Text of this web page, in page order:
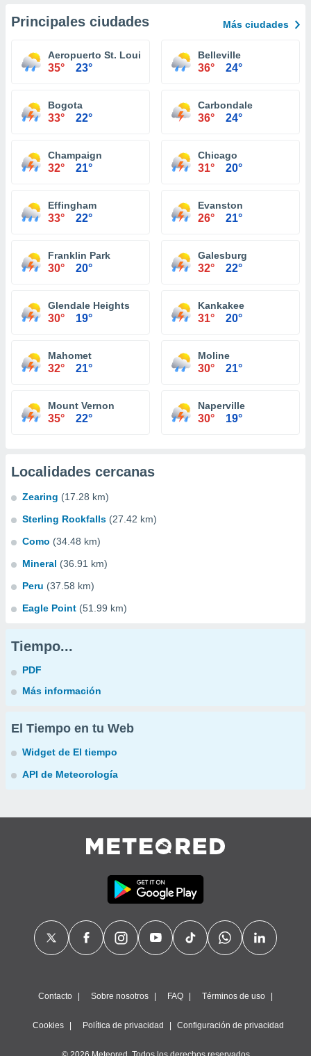
Principales ciudades Más ciudades
Aeropuerto St. Louis Regional Alton
35° 23°
Belleville
36° 24°
Bogota
33° 22°
Carbondale
36° 24°
Champaign
32° 21°
Chicago
31° 20°
Effingham
33° 22°
Evanston
26° 21°
Franklin Park
30° 20°
Galesburg
32° 22°
Glendale Heights
30° 19°
Kankakee
31° 20°
Mahomet
32° 21°
Moline
30° 21°
Mount Vernon
35° 22°
Naperville
30° 19°
Localidades cercanas
Zearing (17.28 km)
Sterling Rockfalls (27.42 km)
Como (34.48 km)
Mineral (36.91 km)
Peru (37.58 km)
Eagle Point (51.99 km)
Tiempo...
PDF
Más información
El Tiempo en tu Web
Widget de El tiempo
API de Meteorología
Contacto Sobre nosotros FAQ Términos de uso
Cookies Política de privacidad Configuración de privacidad